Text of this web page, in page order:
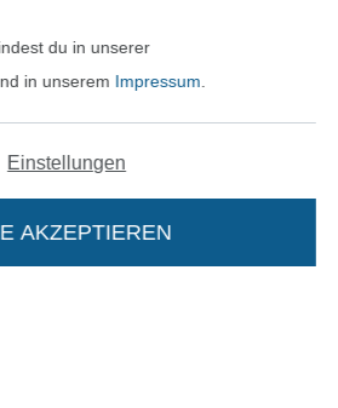
du in unserer
in unserem Impressum
Einstellungen
AKZEPTIEREN